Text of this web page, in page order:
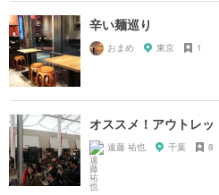
辛い麺巡り
おまめ 東京 1
オススメ！アウトレ
遠藤 祐也 千葉 8